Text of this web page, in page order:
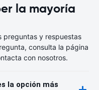
la mayoría
preguntas y respuestas
consulta la página
con nosotros.
la opción más